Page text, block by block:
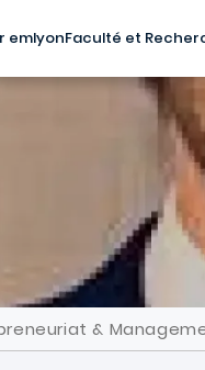
emlyonFaculté et
&